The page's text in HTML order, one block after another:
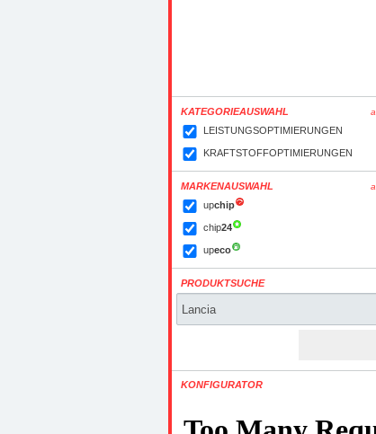
KATEGORIEAUSWAHL
LEISTUNGSOPTIMIERUNGEN
KRAFTSTOFFOPTIMIERUNGEN
MARKENAUSWAHL
upchip
chip24
upeco
PRODUKTSUCHE
KONFIGURATOR